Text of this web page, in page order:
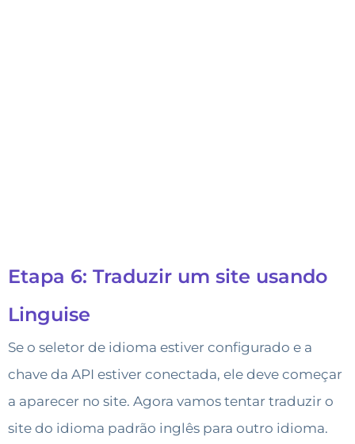
Etapa 6: Traduzir um site usando
Linguise
Se o seletor de idioma estiver configurado e a
chave da API estiver conectada, ele deve começar
a aparecer no site. Agora vamos tentar traduzir o
site do idioma padrão inglês para outro idioma.